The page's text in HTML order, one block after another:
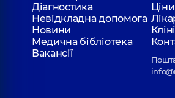
Діагностика
Ціни
Невідкладна допомога
Новини
Медична бібліотека
Вакансії